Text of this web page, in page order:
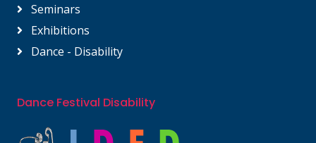
Seminars
Exhibitions
Dance - Disability
Dance Festival Disability